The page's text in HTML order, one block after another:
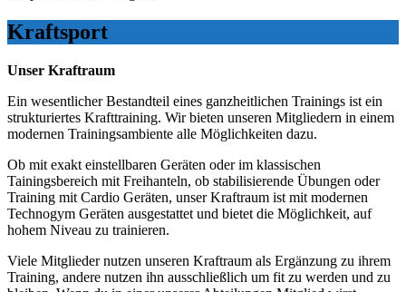
Kraftsport
Unser Kraftraum
Ein wesentlicher Bestandteil eines ganzheitlichen Trainings ist ein
strukturiertes Krafttraining. Wir bieten unseren Mitgliedern in einem
modernen Trainingsambiente alle Möglichkeiten dazu.
Ob mit exakt einstellbaren Geräten oder im klassischen
Tainingsbereich mit Freihanteln, ob stabilisierende Übungen oder
Training mit Cardio Geräten, unser Kraftraum ist mit modernen
Technogym Geräten ausgestattet und bietet die Möglichkeit, auf
hohem Niveau zu trainieren.
Viele Mitglieder nutzen unseren Kraftraum als Ergänzung zu ihrem
Training, andere nutzen ihn ausschließlich um fit zu werden und zu